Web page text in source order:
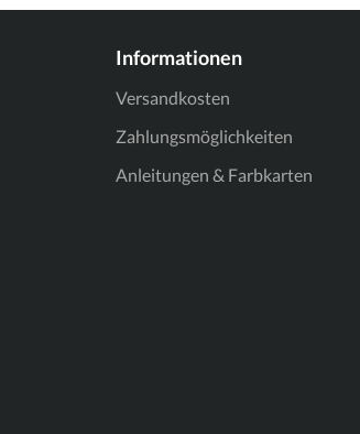
Informationen
Versandkosten
Zahlungsmöglichkeiten
Anleitungen & Farbkarten